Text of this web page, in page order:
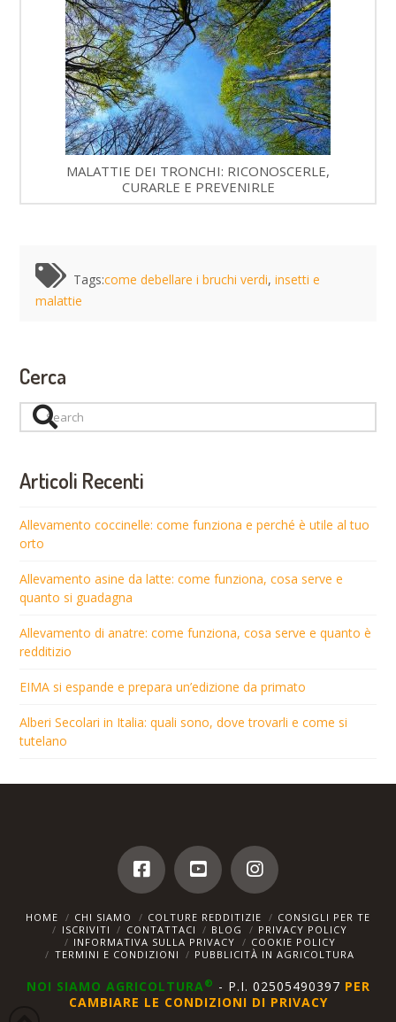
MALATTIE DEI TRONCHI: RICONOSCERLE,
CURARLE E PREVENIRLE
Tags:come debellare i bruchi verdi,insetti e
malattie
Cerca
Search
Articoli Recenti
Allevamento coccinelle: come funziona e perché è utile al tuo
orto
Allevamento asine da latte: come funziona, cosa serve e
quanto si guadagna
Allevamento di anatre: come funziona, cosa serve e quanto è
redditizio
EIMA si espande e prepara un’edizione da primato
Alberi Secolari in Italia: quali sono, dove trovarli e come si
tutelano
HOME CHI SIAMO COLTURE REDDITIZIE
CONSIGLI PER TE
ISCRIVITI
CONTATTACI BLOG
PRIVACY POLICY
INFORMATIVA SULLA PRIVACY
COOKIE POLICY
TERMINI E CONDIZIONI
PUBBLICITÀ IN AGRICOLTURA
NOI SIAMO AGRICOLTURA® - P.I. 02505490397 PER
CAMBIARE LE CONDIZIONI DI PRIVACY